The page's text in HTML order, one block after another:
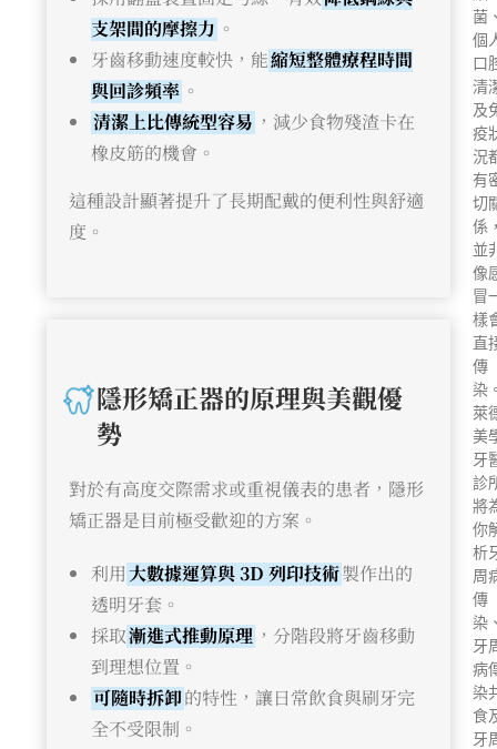
支架間的摩擦力 。
牙齒移動速度較快，能縮短整體療程時間
與回診頻率 。
清潔上比傳統型容易 ，減少食物殘渣卡在
橡皮筋的機會。
這種設計顯著提升了長期配戴的便利性與舒適
度。
隱形矯正器的原理與美觀優
勢
對於有高度交際需求或重視儀表的患者，隱形
矯正器是目前極受歡迎的方案。
利用大數據運算與 3D 列印技術製作出的
透明牙套。
採取漸進式推動原理 ，分階段將牙齒移動
到理想位置。
可隨時拆卸的特性，讓日常飲食與刷牙完
全不受限制。
菌
個
口
清
及
疫
況
有
切
係
並
像
冒
樣
直
傳
染
萊
美
牙
診
將
你
析
周
傳
染
牙
病
染
食
牙